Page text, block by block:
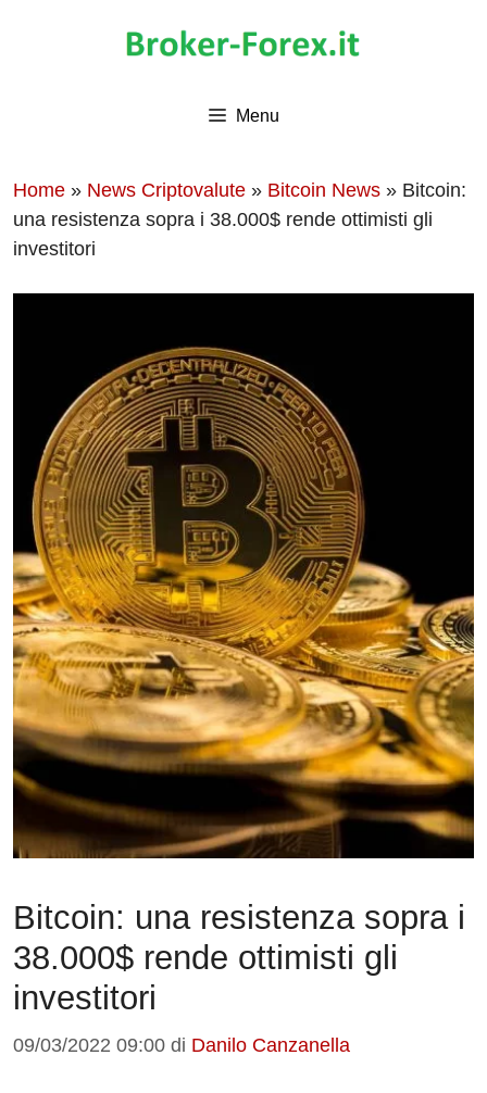
Menu
Home » News Criptovalute » Bitcoin News » Bitcoin:
una resistenza sopra i 38.000$ rende ottimisti gli
investitori
Bitcoin: una resistenza sopra i
38.000$ rende ottimisti gli
investitori
09/03/2022 09:00 di Danilo Canzanella